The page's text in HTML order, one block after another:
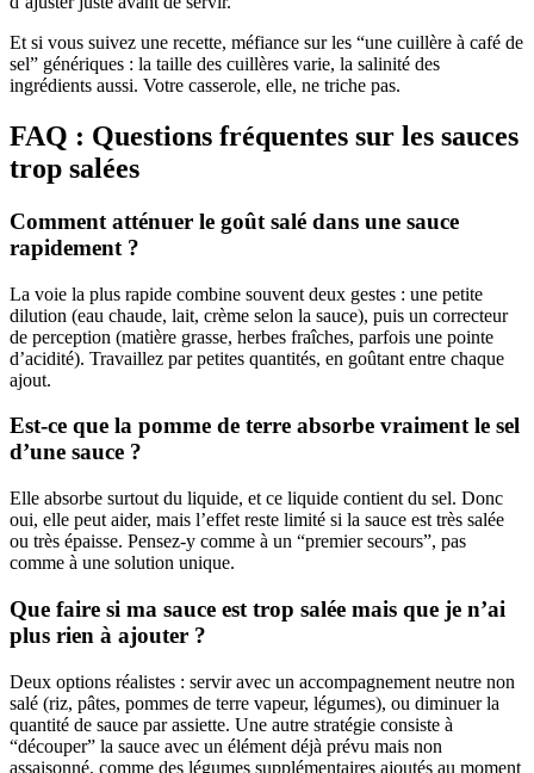
Et si vous suivez une recette, méfiance sur les “une cuillère à café de
sel” génériques : la taille des cuillères varie, la salinité des
ingrédients aussi. Votre casserole, elle, ne triche pas.
FAQ : Questions fréquentes sur les sauces
trop salées
Comment atténuer le goût salé dans une sauce
rapidement ?
La voie la plus rapide combine souvent deux gestes : une petite
dilution (eau chaude, lait, crème selon la sauce), puis un correcteur
de perception (matière grasse, herbes fraîches, parfois une pointe
d’acidité). Travaillez par petites quantités, en goûtant entre chaque
ajout.
Est-ce que la pomme de terre absorbe vraiment le sel
d’une sauce ?
Elle absorbe surtout du liquide, et ce liquide contient du sel. Donc
oui, elle peut aider, mais l’effet reste limité si la sauce est très salée
ou très épaisse. Pensez-y comme à un “premier secours”, pas
comme à une solution unique.
Que faire si ma sauce est trop salée mais que je n’ai
plus rien à ajouter ?
Deux options réalistes : servir avec un accompagnement neutre non
salé (riz, pâtes, pommes de terre vapeur, légumes), ou diminuer la
quantité de sauce par assiette. Une autre stratégie consiste à
“découper” la sauce avec un élément déjà prévu mais non
assaisonné, comme des légumes supplémentaires ajoutés au moment